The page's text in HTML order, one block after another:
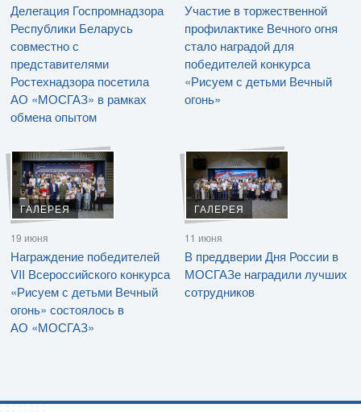
Делегация Госпромнадзора
Республики Беларусь
совместно с
представителями
Ростехнадзора посетила
АО «МОСГАЗ» в рамках
обмена опытом
Участие в торжественной
профилактике Вечного огня
стало наградой для
победителей конкурса
«Рисуем с детьми Вечный
огонь»
ГАЛЕРЕЯ
19 июня
Награждение победителей
VII Всероссийского конкурса
«Рисуем с детьми Вечный
огонь» состоялось в
АО «МОСГАЗ»
ГАЛЕРЕЯ
11 июня
В преддверии Дня России в
МОСГАЗе наградили лучших
сотрудников